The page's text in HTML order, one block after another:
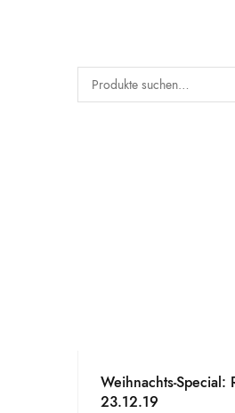
Weihnachts-Special:
23.12.19